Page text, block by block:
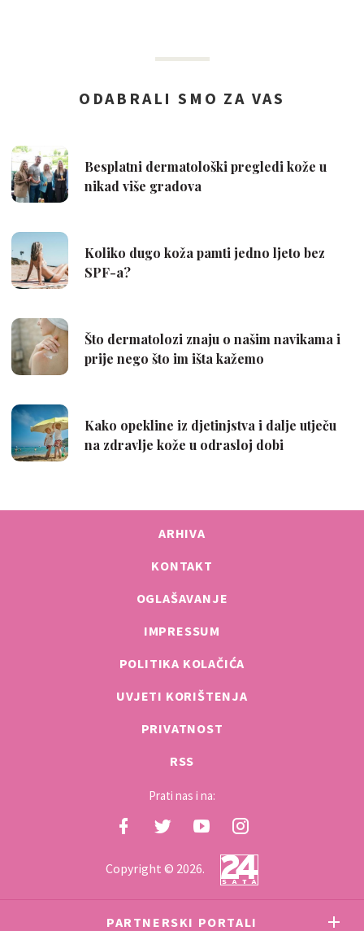
ARHIVA
KONTAKT
OGLAŠAVANJE
IMPRESSUM
POLITIKA KOLAČIĆA
UVJETI KORIŠTENJA
PRIVATNOST
RSS
Prati nas i na:
Copyright © 2026.
PARTNERSKI PORTALI